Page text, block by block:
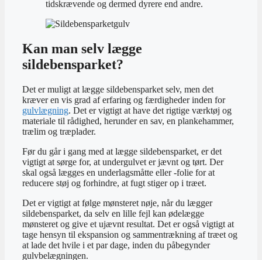
tidskrævende og dermed dyrere end andre.
Kan man selv lægge
sildebensparket?
Det er muligt at lægge sildebensparket selv, men det
kræver en vis grad af erfaring og færdigheder inden for
gulvlægning. Det er vigtigt at have det rigtige værktøj og
materiale til rådighed, herunder en sav, en plankehammer,
trælim og træplader.
Før du går i gang med at lægge sildebensparket, er det
vigtigt at sørge for, at undergulvet er jævnt og tørt. Der
skal også lægges en underlagsmåtte eller -folie for at
reducere støj og forhindre, at fugt stiger op i træet.
Det er vigtigt at følge mønsteret nøje, når du lægger
sildebensparket, da selv en lille fejl kan ødelægge
mønsteret og give et ujævnt resultat. Det er også vigtigt at
tage hensyn til ekspansion og sammentrækning af træet og
at lade det hvile i et par dage, inden du påbegynder
gulvbelægningen.